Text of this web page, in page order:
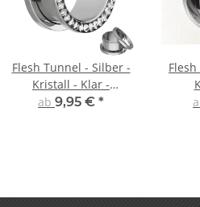
Flesh Tunnel - Silber -
Kristall - Klar -
Schutzschicht
ab 9,95 € *